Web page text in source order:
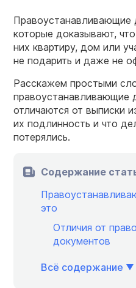
которые доказывают,
них квартиру, дом или
не подарить и даже не
Расскажем простыми
правоустанавливающие
отличаются от выписки
их подлинность и что
потерялись.
Содержание
это
Отличия от
документов
Всё содержание